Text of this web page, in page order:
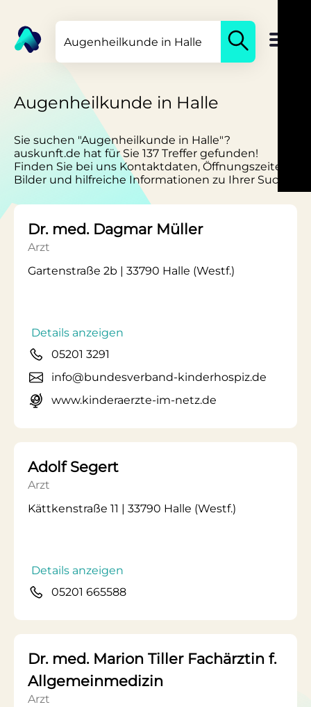
Augenheilkunde in Halle
Sie suchen "Augenheilkunde in Halle"?
auskunft.de hat für Sie 137 Treffer gefunden!
Finden Sie bei uns Kontaktdaten, Öffnungszeiten,
Bilder und hilfreiche Informationen zu Ihrer Suche.
Dr. med. Dagmar Müller
Arzt
Gartenstraße 2b | 33790 Halle (Westf.)
Details anzeigen
05201 3291
info@bundesverband-kinderhospiz.de
www.kinderaerzte-im-netz.de
Adolf Segert
Arzt
Kättkenstraße 11 | 33790 Halle (Westf.)
Details anzeigen
05201 665588
Dr. med. Marion Tiller Fachärztin f.
Allgemeinmedizin
Arzt